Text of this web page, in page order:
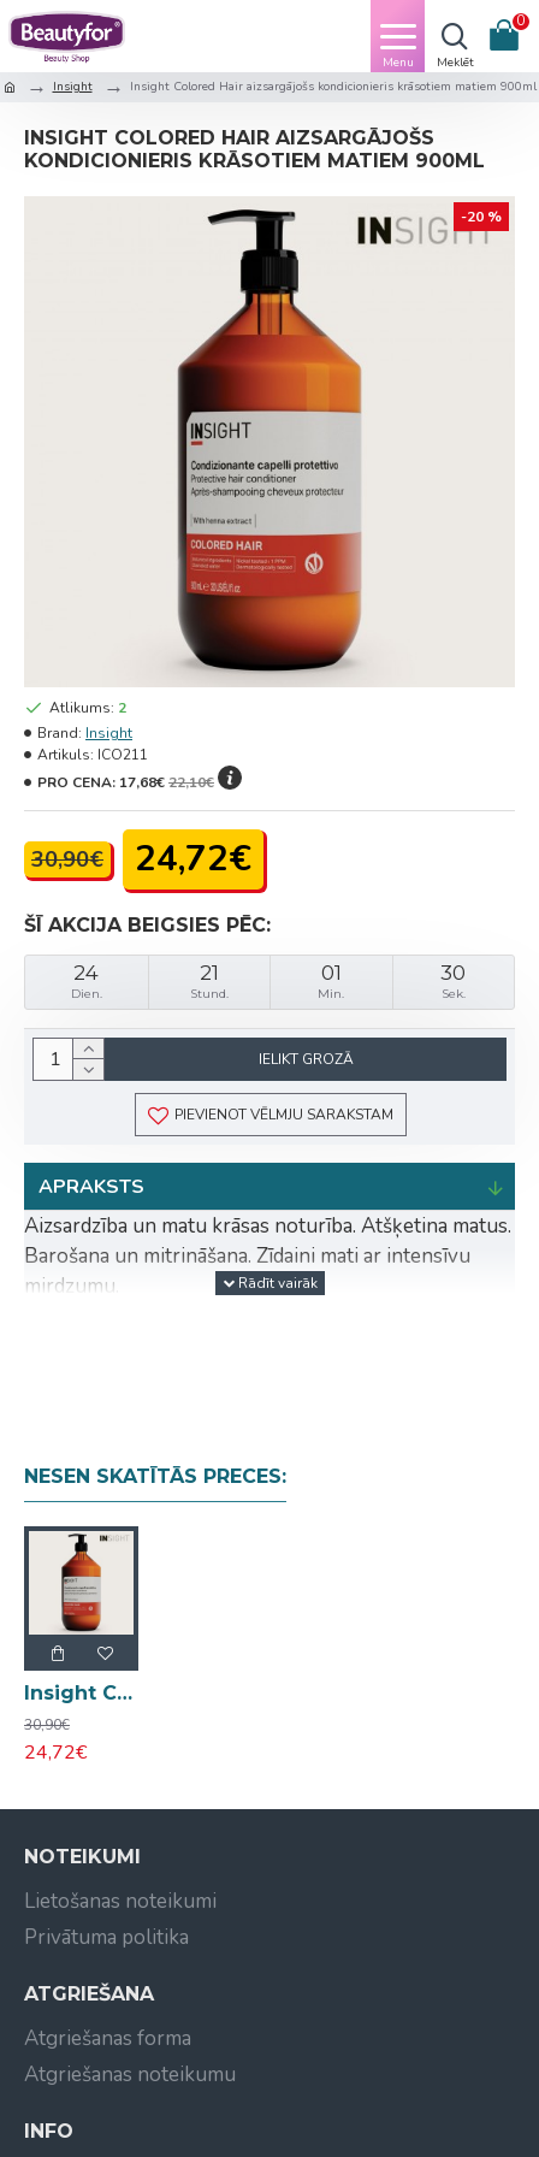
0
Insight Insight Colored Hair aizsargājošs kondicionieris krāsotiem matiem 900ml
INSIGHT COLORED HAIR AIZSARGĀJOŠS
KONDICIONIERIS KRĀSOTIEM MATIEM 900ML
-20 %
ŠĪ AKCIJA BEIGSIES PĒC:
24
Dien.
21
Stund.
01
Min.
30
Sek.
30,90€ 24,72€
Atlikums: 2
Brand: Insight
Artikuls: ICO211
PRO CENA: 17,68€22,10€
IELIKT GROZĀ
PIEVIENOT VĒLMJU SARAKSTAM
APRAKSTS
Aizsardzība un matu krāsas noturība. Atšķetina matus.
Barošana un mitrināšana. Zīdaini mati ar intensīvu
mirdzumu.
LIETOŠANA: Vienmērīgi uzklāt mitriem matiem, kas
izmazgāti ar COLORED HAIR PROTECTIVE
SHAMPOO šampūnu. Atstāt, lai iedarbojas uz 3 līdz 5
minūtēm. Izskalot.
NESEN SKATĪTĀS PRECES:
Insight Colored Hair aizsargājošs kondicionieris krāsotiem matiem 900ml
30,90€
24,72€
NOTEIKUMI
Lietošanas noteikumi
Privātuma politika
ATGRIEŠANA
Atgriešanas forma
Atgriešanas noteikumu
INFO